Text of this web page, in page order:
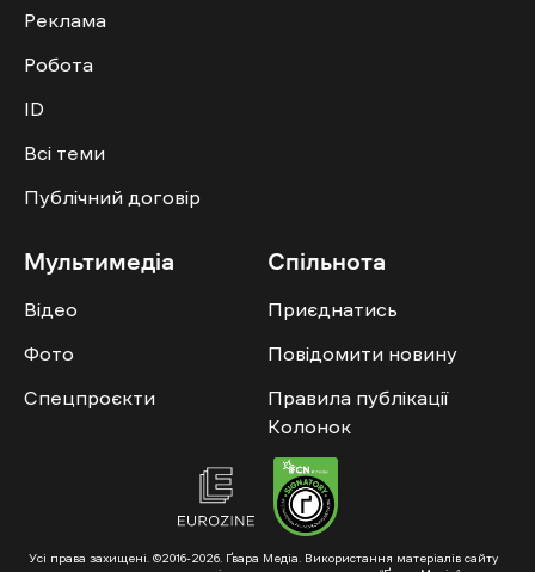
Реклама
Робота
ID
Всі теми
Публічний договір
Мультимедіа
Відео
Фото
Спецпроєкти
Спільнота
Приєднатись
Повідомити новину
Правила публікації
Колонок
Усі права захищені. ©2016-2026. Ґвара Медіа. Використання матеріалів сайту